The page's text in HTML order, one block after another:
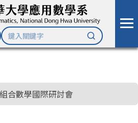
合數學國際研討會